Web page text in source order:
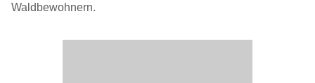
Waldbewohnern.